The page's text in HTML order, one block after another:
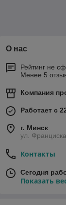
О нас
Рейтинг не
Менее 5
Компания
Работает с
г. Минск
ул.
Контакты
Сегодня
Показать